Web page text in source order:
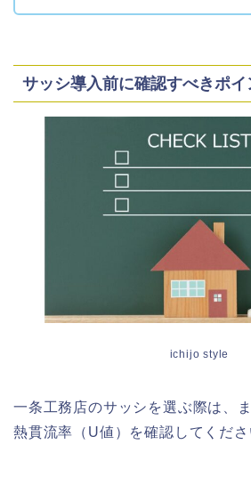
サッシ導入前に確認すべきポイ
ichijo style
一条工務店のサッシを選ぶ際は、
熱貫流率（U値）を確認してくださ